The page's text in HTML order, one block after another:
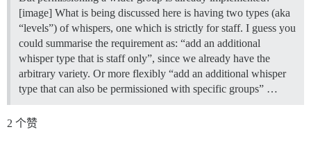
[image] What is being discussed here is having two types (aka
“levels”) of whispers, one which is strictly for staff. I guess you
could summarise the requirement as: “add an additional
whisper type that is staff only”, since we already have the
arbitrary variety. Or more flexibly “add an additional whisper
type that can also be permissioned with specific groups” …
2 个赞